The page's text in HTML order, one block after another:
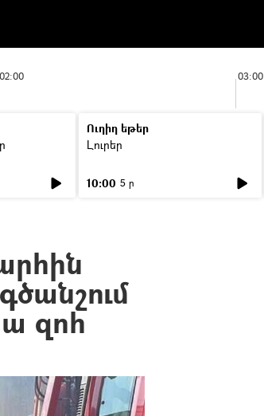
02:00 03:00
Ուղիղ եթեր
Լուրեր
10:00 5 ր
զոհ